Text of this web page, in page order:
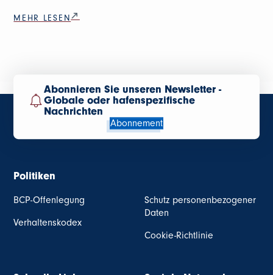
MEHR LESEN
Abonnieren Sie unseren Newsletter -
Globale oder hafenspezifische
Nachrichten
Abonnement
Politiken
BCP-Offenlegung
Verhaltenskodex
Schutz personenbezogener
Daten
Cookie-Richtlinie